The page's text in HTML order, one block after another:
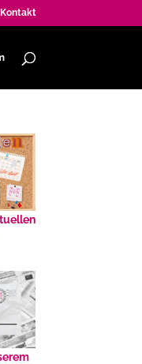
Kontakt